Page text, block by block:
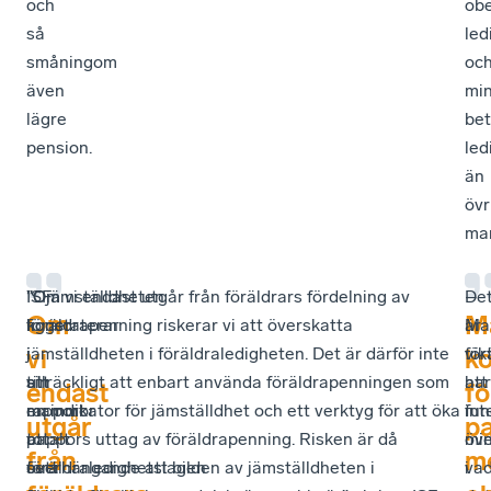
och
så
småningom
även
lägre
pension.
än
Om
vi
endast
utgår
från
ISF
konstaterar
i
sin
rapport
att
föräldraledighetslagen
”Ojämställdheten
ligger
i
att
mammor
totalt
sett
”Om vi endast utgår från föräldrars fördelning av
föräldrapenning riskerar vi att överskatta
jämställdheten i föräldraledigheten. Det är därför inte
tillräckligt att enbart använda föräldrapenningen som
en indikator för jämställdhet och ett verktyg för att öka
pappors uttag av föräldrapenning. Risken är då
överhängande att bilden av jämställdheten i
är
att
–
har
i